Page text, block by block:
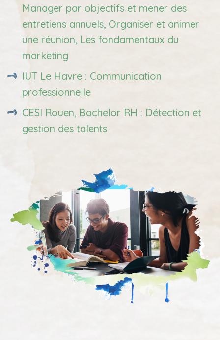
Manager par objectifs et mener des
entretiens annuels, Organiser et animer
une réunion, Les fondamentaux du
marketing
IUT Le Havre : Communication
professionnelle
CESI Rouen, Bachelor RH : Détection et
gestion des talents